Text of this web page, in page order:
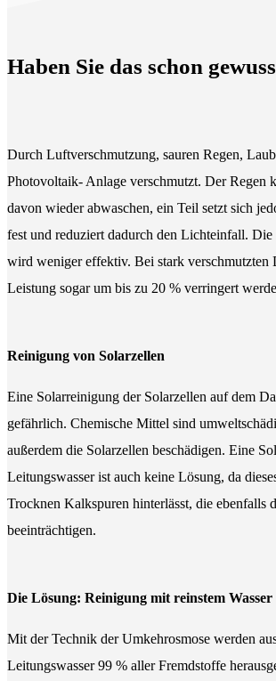
Haben Sie das schon
Durch Luftverschmutzung, sauren Regen,
Photovoltaik- Anlage verschmutzt. Der Regen
davon wieder abwaschen, ein Teil setzt sich
fest und reduziert dadurch den Lichteinfall.
wird weniger effektiv. Bei stark verschmutzten
Leistung sogar um bis zu 20 % verringert
Reinigung von Solarzellen
Eine Solarreinigung der Solarzellen auf dem
gefährlich. Chemische Mittel sind
außerdem die Solarzellen beschädigen. Eine
Leitungswasser ist auch keine Lösung, da
Trocknen Kalkspuren hinterlässt, die ebenfalls
beeinträchtigen.
Die Lösung: Reinigung mit reinstem Wasser
Mit der Technik der Umkehrosmose werden
Leitungswasser 99 % aller Fremdstoffe